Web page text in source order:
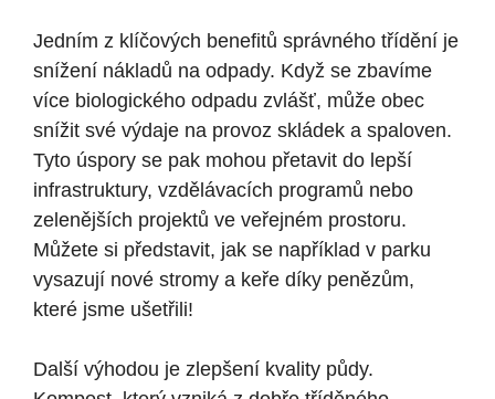
Jedním z klíčových benefitů správného třídění je
snížení nákladů na odpady. Když se zbavíme
více biologického odpadu zvlášť, může obec
snížit své výdaje na provoz skládek a spaloven.
Tyto úspory se pak mohou přetavit do lepší
infrastruktury, vzdělávacích programů nebo
zelenějších projektů ve veřejném prostoru.
Můžete si představit, jak se například v parku
vysazují nové stromy a keře díky penězům,
které jsme ušetřili!
Další výhodou je zlepšení kvality půdy.